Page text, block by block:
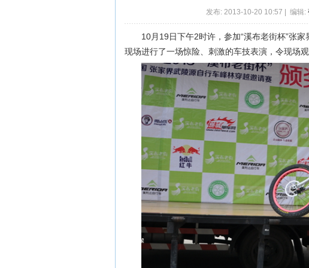
发布: 2013-10-20 10:57 | 编辑:
10月19日下午2时许，参加“溪布老街杯”张
现场进行了一场惊险、刺激的车技表演，令现场